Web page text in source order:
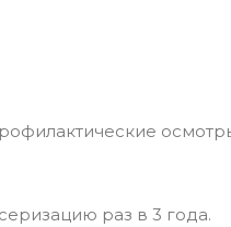
раз в 3 года.